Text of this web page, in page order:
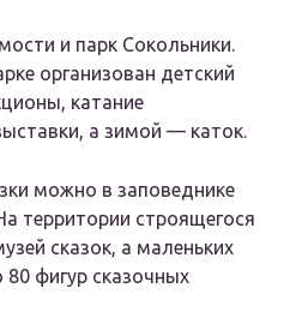
и парк Сокольники.
организован детский
катание
а зимой — каток.
можно в заповеднике
территории строящегося
сказок, а маленьких
80 фигур сказочных